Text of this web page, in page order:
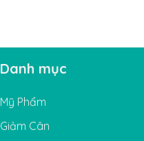
Danh mục
Mỹ Phẩm
Giảm Cân